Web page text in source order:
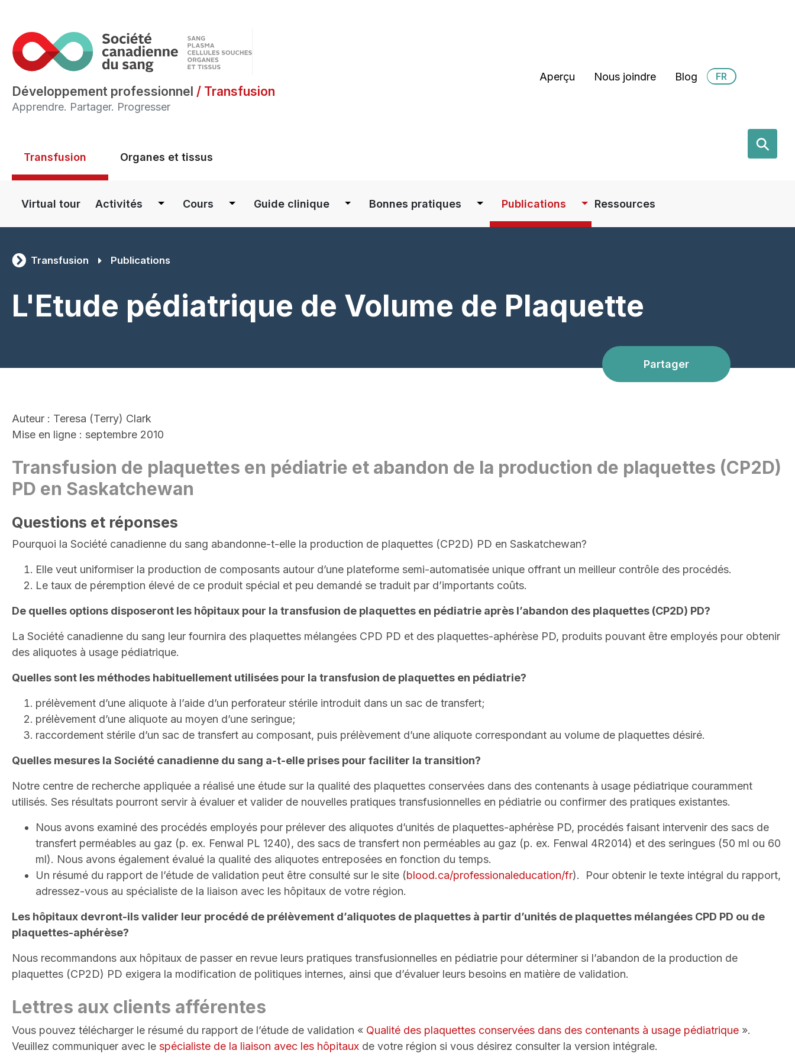
Développement professionnel / Transfusion
Apprendre. Partager. Progresser
Secondary Menu
Aperçu Nous joindre Blog FR
Transfusion Organes et tissus
⚲
Virtual tour Activités Cours Guide clinique Bonnes pratiques Publications Ressources
Transfusion Publications
L'Etude pédiatrique de Volume de Plaquette
Partager
Auteur : Teresa (Terry) Clark
Mise en ligne : septembre 2010
Transfusion de plaquettes en pédiatrie et abandon de la production de plaquettes (CP2D)
PD en Saskatchewan
Questions et réponses
Pourquoi la Société canadienne du sang abandonne-t-elle la production de plaquettes (CP2D) PD en Saskatchewan?
Elle veut uniformiser la production de composants autour d’une plateforme semi-automatisée unique offrant un meilleur contrôle des procédés.
Le taux de péremption élevé de ce produit spécial et peu demandé se traduit par d’importants coûts.
De quelles options disposeront les hôpitaux pour la transfusion de plaquettes en pédiatrie après l’abandon des plaquettes (CP2D) PD?
La Société canadienne du sang leur fournira des plaquettes mélangées CPD PD et des plaquettes-aphérèse PD, produits pouvant être employés pour obtenir
des aliquotes à usage pédiatrique.
Quelles sont les méthodes habituellement utilisées pour la transfusion de plaquettes en pédiatrie?
prélèvement d’une aliquote à l’aide d’un perforateur stérile introduit dans un sac de transfert;
prélèvement d’une aliquote au moyen d’une seringue;
raccordement stérile d’un sac de transfert au composant, puis prélèvement d’une aliquote correspondant au volume de plaquettes désiré.
Quelles mesures la Société canadienne du sang a-t-elle prises pour faciliter la transition?
Notre centre de recherche appliquée a réalisé une étude sur la qualité des plaquettes conservées dans des contenants à usage pédiatrique couramment
utilisés. Ses résultats pourront servir à évaluer et valider de nouvelles pratiques transfusionnelles en pédiatrie ou confirmer des pratiques existantes.
Nous avons examiné des procédés employés pour prélever des aliquotes d’unités de plaquettes-aphérèse PD, procédés faisant intervenir des sacs de
transfert perméables au gaz (p. ex. Fenwal PL 1240), des sacs de transfert non perméables au gaz (p. ex. Fenwal 4R2014) et des seringues (50 ml ou 60
ml). Nous avons également évalué la qualité des aliquotes entreposées en fonction du temps.
Un résumé du rapport de l’étude de validation peut être consulté sur le site (blood.ca/professionaleducation/fr). Pour obtenir le texte intégral du rapport,
adressez-vous au spécialiste de la liaison avec les hôpitaux de votre région.
Les hôpitaux devront-ils valider leur procédé de prélèvement d’aliquotes de plaquettes à partir d’unités de plaquettes mélangées CPD PD ou de
plaquettes-aphérèse?
Nous recommandons aux hôpitaux de passer en revue leurs pratiques transfusionnelles en pédiatrie pour déterminer si l’abandon de la production de
plaquettes (CP2D) PD exigera la modification de politiques internes, ainsi que d’évaluer leurs besoins en matière de validation.
Lettres aux clients afférentes
Vous pouvez télécharger le résumé du rapport de l’étude de validation « Qualité des plaquettes conservées dans des contenants à usage pédiatrique ».
Veuillez communiquer avec le spécialiste de la liaison avec les hôpitaux de votre région si vous désirez consulter la version intégrale.